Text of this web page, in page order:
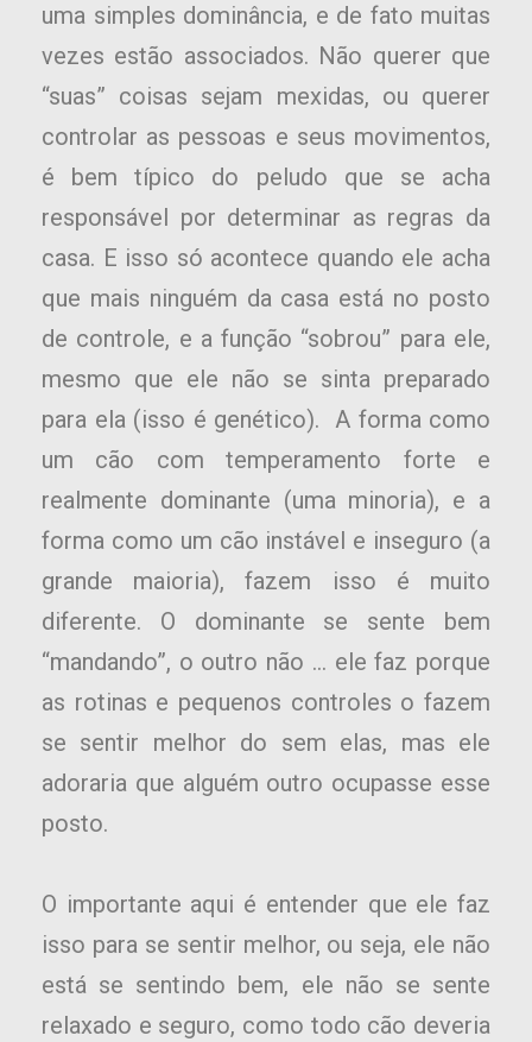
uma simples dominância, e de fato muitas
vezes estão associados. Não querer que
“suas” coisas sejam mexidas, ou querer
controlar as pessoas e seus movimentos,
é bem típico do peludo que se acha
responsável por determinar as regras da
casa. E isso só acontece quando ele acha
que mais ninguém da casa está no posto
de controle, e a função “sobrou” para ele,
mesmo que ele não se sinta preparado
para ela (isso é genético). A forma como
um cão com temperamento forte e
realmente dominante (uma minoria), e a
forma como um cão instável e inseguro (a
grande maioria), fazem isso é muito
diferente. O dominante se sente bem
“mandando”, o outro não … ele faz porque
as rotinas e pequenos controles o fazem
se sentir melhor do sem elas, mas ele
adoraria que alguém outro ocupasse esse
posto.
O importante aqui é entender que ele faz
isso para se sentir melhor, ou seja, ele não
está se sentindo bem, ele não se sente
relaxado e seguro, como todo cão deveria